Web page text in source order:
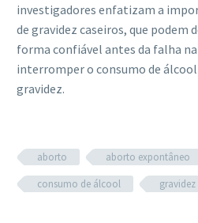
investigadores enfatizam a
de gravidez caseiros, que podem
forma confiável antes da falha
interromper o consumo de álcool
gravidez.
aborto aborto expontâneo
consumo de álcool
gravidez